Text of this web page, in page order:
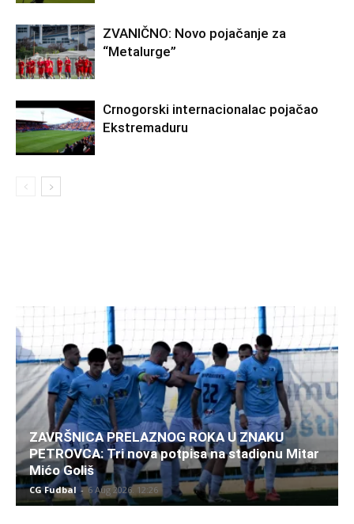
ZVANIČNO: Novo pojačanje za
“Metalurge”
Crnogorski internacionalac pojačao
Ekstremaduru
ZAVRŠNICA PRELAZNOG ROKA U ZNAKU
PETROVCA: Tri nova potpisa na stadionu Mitar
Mićo Goliš
CG Fudbal - 6 Aug 2026. 12:26